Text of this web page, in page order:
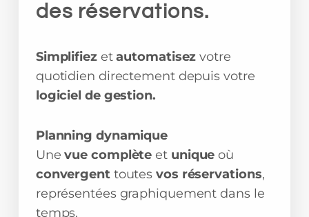
des réservations.
Simplifiez etautomatisezvotre
quotidien directement depuis votre
logiciel de gestion.
Planning dynamique
Unevue complète et unique où
convergent toutes vos réservations,
représentées graphiquement dans le
temps.